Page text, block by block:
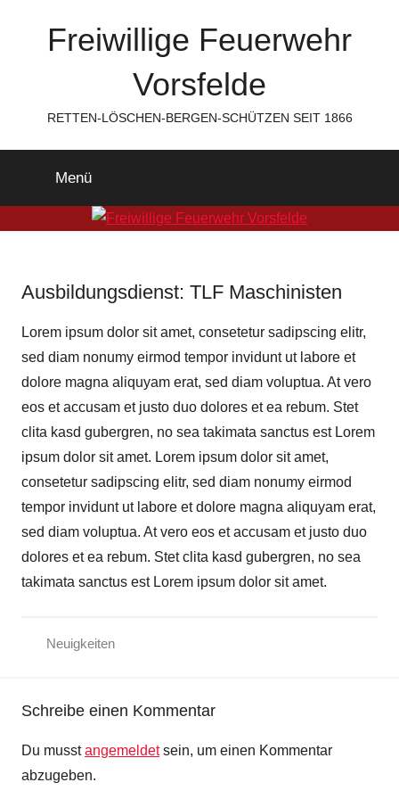
Freiwillige Feuerwehr
Vorsfelde
RETTEN-LÖSCHEN-BERGEN-SCHÜTZEN SEIT 1866
Menü
Ausbildungsdienst: TLF Maschinisten
Lorem ipsum dolor sit amet, consetetur sadipscing elitr,
sed diam nonumy eirmod tempor invidunt ut labore et
dolore magna aliquyam erat, sed diam voluptua. At vero
eos et accusam et justo duo dolores et ea rebum. Stet
clita kasd gubergren, no sea takimata sanctus est Lorem
ipsum dolor sit amet. Lorem ipsum dolor sit amet,
consetetur sadipscing elitr, sed diam nonumy eirmod
tempor invidunt ut labore et dolore magna aliquyam erat,
sed diam voluptua. At vero eos et accusam et justo duo
dolores et ea rebum. Stet clita kasd gubergren, no sea
takimata sanctus est Lorem ipsum dolor sit amet.
Neuigkeiten
u
b
i
Schreibe einen Kommentar
Du musstangemeldetsein, um einen Kommentar
abzugeben.